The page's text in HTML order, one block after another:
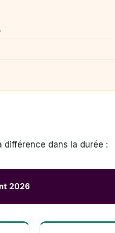
dans la durée :
2026